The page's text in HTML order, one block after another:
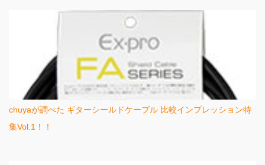
chuyaが調べた ギターシールドケーブル 比較インプレッション特
集Vol.1！！